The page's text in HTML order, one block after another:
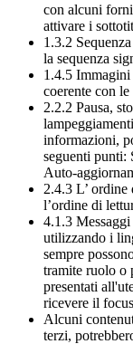
con alcuni
attivare i
1.3.2
la sequenza
1.4.5 Immagini
coerente con
2.2.2 Pausa,
informazioni,
seguenti punti:
Auto-
2.4.3 L’ ordine
l’ordine di
4.1.3
utilizzando i
sempre
tramite ruolo o
presentati
ricevere il
Alcuni
terzi,